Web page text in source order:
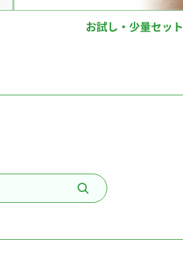
お試し・少量セット